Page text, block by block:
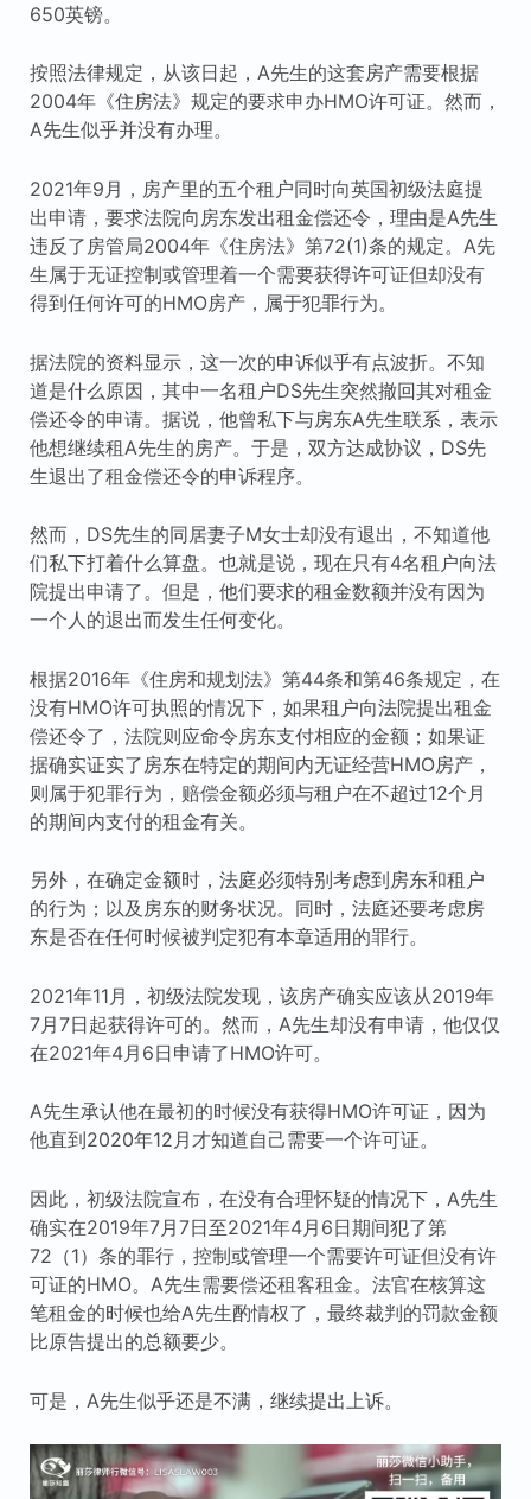
650英镑。
按照法律规定，从该日起，A先生的这套房产需要根据
2004年《住房法》规定的要求申办HMO许可证。然而，
A先生似乎并没有办理。
2021年9月，房产里的五个租户同时向英国初级法庭提
出申请，要求法院向房东发出租金偿还令，理由是A先生
违反了房管局2004年《住房法》第72(1)条的规定。A先
生属于无证控制或管理着一个需要获得许可证但却没有
得到任何许可的HMO房产，属于犯罪行为。
据法院的资料显示，这一次的申诉似乎有点波折。不知
道是什么原因，其中一名租户DS先生突然撤回其对租金
偿还令的申请。据说，他曾私下与房东A先生联系，表示
他想继续租A先生的房产。于是，双方达成协议，DS先
生退出了租金偿还令的申诉程序。
然而，DS先生的同居妻子M女士却没有退出，不知道他
们私下打着什么算盘。也就是说，现在只有4名租户向法
院提出申请了。但是，他们要求的租金数额并没有因为
一个人的退出而发生任何变化。
根据2016年《住房和规划法》第44条和第46条规定，在
没有HMO许可执照的情况下，如果租户向法院提出租金
偿还令了，法院则应命令房东支付相应的金额；如果证
据确实证实了房东在特定的期间内无证经营HMO房产，
则属于犯罪行为，赔偿金额必须与租户在不超过12个月
的期间内支付的租金有关。
另外，在确定金额时，法庭必须特别考虑到房东和租户
的行为；以及房东的财务状况。同时，法庭还要考虑房
东是否在任何时候被判定犯有本章适用的罪行。
2021年11月，初级法院发现，该房产确实应该从2019年
7月7日起获得许可的。然而，A先生却没有申请，他仅仅
在2021年4月6日申请了HMO许可。
A先生承认他在最初的时候没有获得HMO许可证，因为
他直到2020年12月才知道自己需要一个许可证。
因此，初级法院宣布，在没有合理怀疑的情况下，A先生
确实在2019年7月7日至2021年4月6日期间犯了第
72（1）条的罪行，控制或管理一个需要许可证但没有许
可证的HMO。A先生需要偿还租客租金。法官在核算这
笔租金的时候也给A先生酌情权了，最终裁判的罚款金额
比原告提出的总额要少。
可是，A先生似乎还是不满，继续提出上诉。